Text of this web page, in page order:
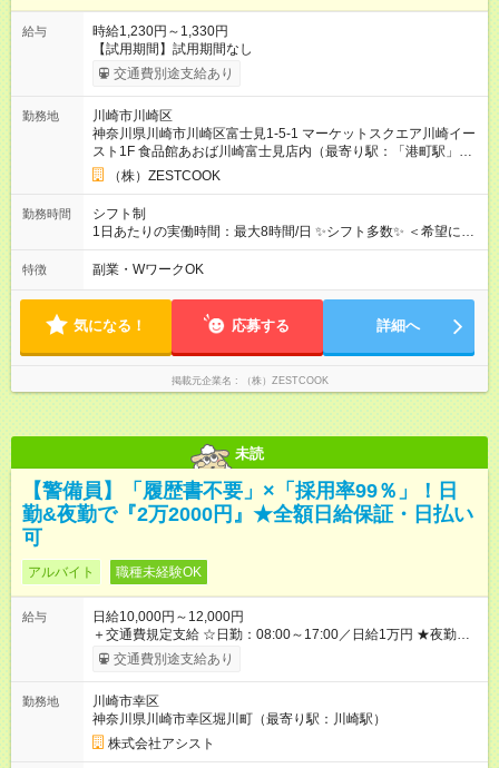
給与
時給1,230円～1,330円
【試用期間】試用期間なし
交通費別途支給あり
勤務地
川崎市川崎区
神奈川県川崎市川崎区富士見1-5-1 マーケットスクエア川崎イー
スト1F 食品館あおば川崎富士見店内（最寄り駅：「港町駅」徒
歩2分）（株）ZESTCOOK
勤務時間
シフト制
1日あたりの実働時間：最大8時間/日 ✨シフト多数✨ ＜希望に合
わせ相談ok！＞ 例） 17：00～20：00・・・etc （シフト制：1
日3h～ok！） *-*-*-*-*-*-*-*-*-*-*-*-*-*-*-*-*-*-*-*-*-*-*-*
特徴 副業・WワークOK
気になる！ 応募する 詳細へ
掲載元企業名 （株）ZESTCOOK
未読
【警備員】「履歴書不要」×「採用率99％」！日
勤&夜勤で『2万2000円』★全額日給保証・日払い
可
アルバイト 職種未経験OK
給与
日給10,000円～12,000円
＋交通費規定支給 ☆日勤：08:00～17:00／日給1万円 ★夜勤：
20:00～05:00／日給1万2000円 -:+:-:+:-:+:-:+:-:+:- 日勤＋夜勤で 1
日『2万2000円』も稼げる！ -:+:-:+:-:+:-:+:-:+:- ■選べる支払い方
べる！ 日払いは、当日に『現金全額』手渡しです♪ ■残業手当
別途支給 ■日給全額保障あり ┗予定時間より早く終わっても日給
は満額支給！ ■資格手当あり ┗施設警備2級など 【試用期間】
試用期間なし
交通費別途支給あり
勤務地
川崎市幸区
神奈川県川崎市幸区堀川町（最寄り駅：川崎駅）
株式会社アシスト